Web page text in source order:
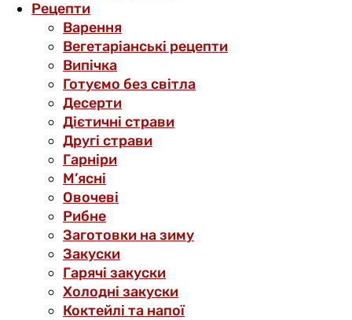
Рецепти
Варення
Вегетаріанські рецепти
Випічка
Готуємо без світла
Десерти
Дієтичні страви
Другі страви
Гарніри
М’ясні
Овочеві
Рибне
Заготовки на зиму
Закуски
Гарячі закуски
Холодні закуски
Коктейлі та напої